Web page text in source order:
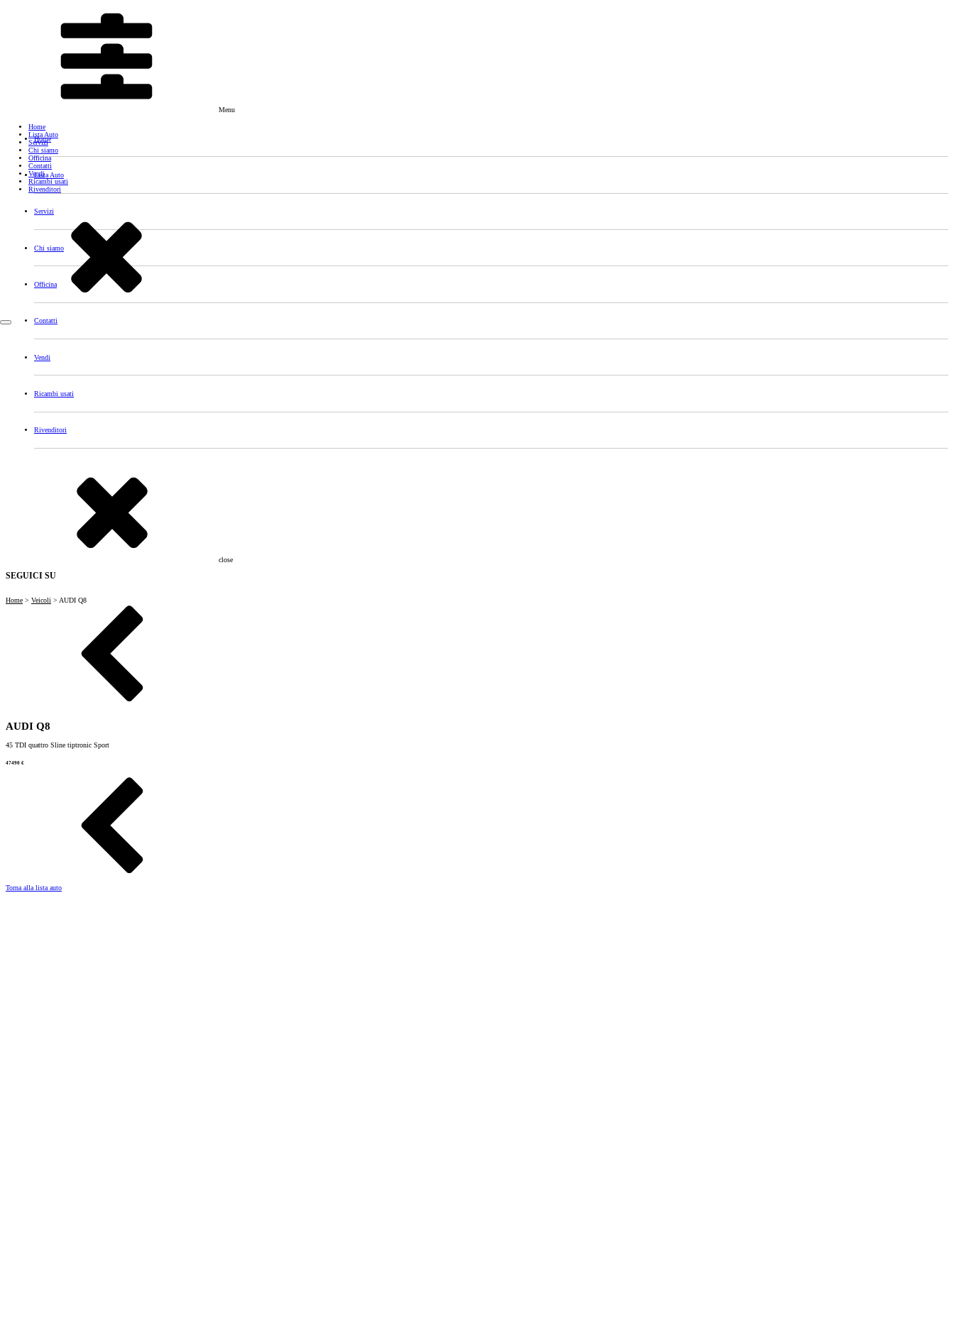
Home
Lista Auto
Servizi
Chi siamo
Officina
Contatti
Vendi
Ricambi usati
Rivenditori
Menu
Home
Lista Auto
Servizi
Chi siamo
Officina
Contatti
Vendi
Ricambi usati
Rivenditori
close
SEGUICI SU
Home > Veicoli > AUDI Q8
AUDI Q8
45 TDI quattro Sline tiptronic Sport
47490 €
Torna alla lista auto